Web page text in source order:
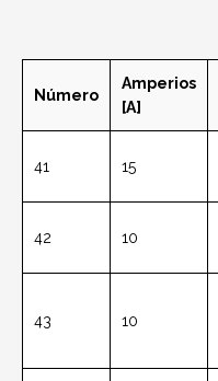
Número
Amperios
[A]
41 15
42 10
43 10